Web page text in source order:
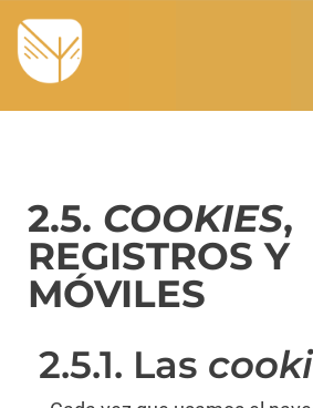
2.5. COOKIES,
REGISTROS Y
MÓVILES
2.5.1. Las